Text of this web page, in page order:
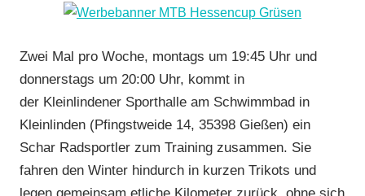
Zwei Mal pro Woche, montags um 19:45 Uhr und
donnerstags um 20:00 Uhr, kommt in
der Kleinlindener Sporthalle am Schwimmbad in
Kleinlinden (Pfingstweide 14, 35398 Gießen) ein
Schar Radsportler zum Training zusammen. Sie
fahren den Winter hindurch in kurzen Trikots und
legen gemeinsam etliche Kilometer zurück, ohne sich